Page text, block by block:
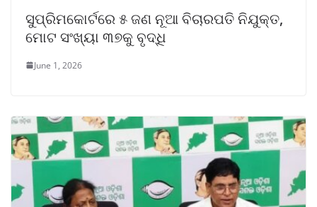
ସୁପ୍ରିମକୋର୍ଟରେ ୫ ଜଣ ନୂଆ ବିଚାରପତି ନିଯୁକ୍ତ,
ମୋଟ ସଂଖ୍ୟା ୩୭କୁ ବୃଦ୍ଧି
June 1, 2026